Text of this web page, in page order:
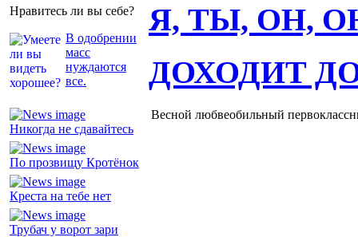
Нравитесь ли вы себе?
В одобрении
масс
нуждаются
все.
Я, ТЫ, ОН,
Никогда не сдавайтесь
По прозвищу Кротёнок
Креста на тебе нет
Трубач у ворот зари
ДОХОДИТ
Весной любвеобильный